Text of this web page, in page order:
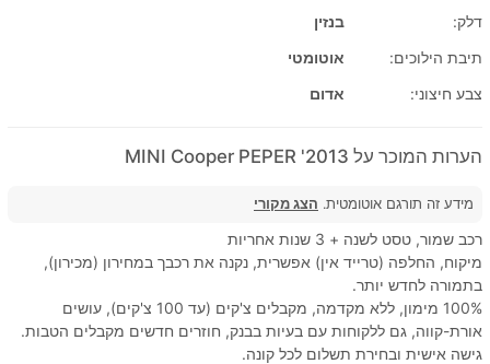
דלק:
בנזין
תיבת הילוכים:
אוטומטי
צבע חיצוני:
אדום
הערות המוכר על 2013' MINI Cooper PEPER
מידע זה תורגם אוטומטית. הצג מקורי
רכב שמור, טסט לשנה + 3 שנות אחריות
מיקוח, החלפה (טרייד אין) אפשרית, נקנה את רכבך במחירון (מכירון),
בתמורה לחדש יותר.
100% מימון, ללא מקדמה, מקבלים צ'קים (עד 100 צ'קים), עושים
אורת-קווה, גם ללקוחות עם בעיות בבנק, חוזרים חדשים מקבלים הטבות.
גישה אישית ובחירת תשלום לכל קונה.